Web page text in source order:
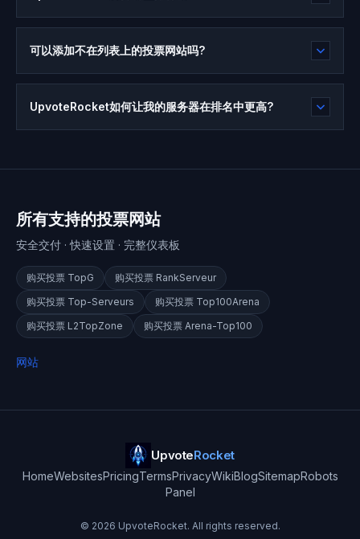
可以添加不在列表上的投票网站吗?
UpvoteRocket如何让我的服务器在排名中更高?
所有支持的投票网站
安全交付 · 快速设置 · 完整仪表板
购买投票 TopG 购买投票 RankServeur
购买投票 Top-Serveurs 购买投票 Top100Arena
购买投票 L2TopZone 购买投票 Arena-Top100
网站
UpvoteRocket
HomeWebsitesPricingTermsPrivacyWikiBlogSitemapRobots
Panel
© 2026 UpvoteRocket. All rights reserved.